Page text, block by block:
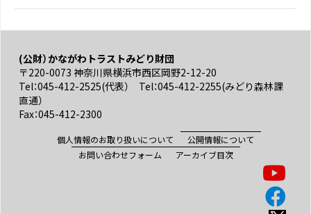
(公財）かながわトラストみどり財団
〒220-0073 神奈川県横浜市西区岡野2-12-20
Tel：045-412-2525(代表） Tel：045-412-2255(みどり森林課
直通）
Fax：045-412-2300
個人情報のお取り扱いについて
公開情報について
お問い合わせフォーム
アーカイブ目次